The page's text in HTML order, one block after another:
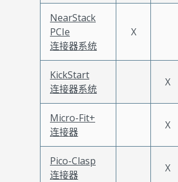
NearStack
PCIe
连接器系统
X
KickStart
连接器系统
X
Micro-Fit+
连接器
X
Pico-Clasp
连接器
X